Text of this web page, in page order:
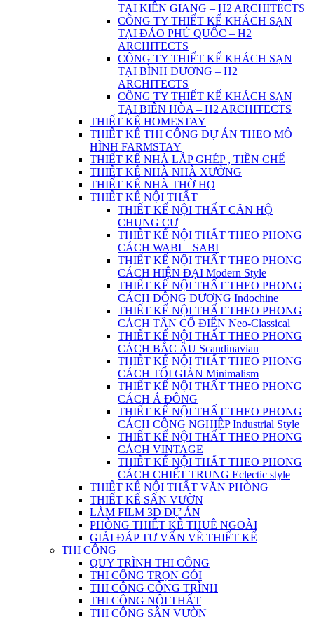
TẠI KIÊN GIANG – H2 ARCHITECTS
CÔNG TY THIẾT KẾ KHÁCH SẠN
TẠI ĐẢO PHÚ QUỐC – H2
ARCHITECTS
CÔNG TY THIẾT KẾ KHÁCH SẠN
TẠI BÌNH DƯƠNG – H2
ARCHITECTS
CÔNG TY THIẾT KẾ KHÁCH SẠN
TẠI BIÊN HÒA – H2 ARCHITECTS
THIẾT KẾ HOMESTAY
THIẾT KẾ THI CÔNG DỰ ÁN THEO MÔ
HÌNH FARMSTAY
THIẾT KẾ NHÀ LẮP GHÉP , TIỀN CHẾ
THIẾT KẾ NHÀ NHÀ XƯỞNG
THIẾT KẾ NHÀ THỜ HỌ
THIẾT KẾ NỘI THẤT
THIẾT KẾ NỘI THẤT CĂN HỘ
CHUNG CƯ
THIẾT KẾ NỘI THẤT THEO PHONG
CÁCH WABI – SABI
THIẾT KẾ NỘI THẤT THEO PHONG
CÁCH HIỆN ĐẠI Modern Style
THIẾT KẾ NỘI THẤT THEO PHONG
CÁCH ĐÔNG DƯƠNG Indochine
THIẾT KẾ NỘI THẤT THEO PHONG
CÁCH TÂN CỔ ĐIỂN Neo-Classical
THIẾT KẾ NỘI THẤT THEO PHONG
CÁCH BẮC ÂU Scandinavian
THIẾT KẾ NỘI THẤT THEO PHONG
CÁCH TỐI GIẢN Minimalism
THIẾT KẾ NỘI THẤT THEO PHONG
CÁCH Á ĐÔNG
THIẾT KẾ NỘI THẤT THEO PHONG
CÁCH CÔNG NGHIỆP Industrial Style
THIẾT KẾ NỘI THẤT THEO PHONG
CÁCH VINTAGE
THIẾT KẾ NỘI THẤT THEO PHONG
CÁCH CHIẾT TRUNG Eclectic style
THIẾT KẾ NỘI THẤT VĂN PHÒNG
THIẾT KẾ SÂN VƯỜN
LÀM FILM 3D DỰ ÁN
PHÒNG THIẾT KẾ THUÊ NGOÀI
GIẢI ĐÁP TƯ VẤN VỀ THIẾT KẾ
THI CÔNG
QUY TRÌNH THI CÔNG
THI CÔNG TRỌN GÓI
THI CÔNG CÔNG TRÌNH
THI CÔNG NỘI THẤT
THI CÔNG SÂN VƯỜN